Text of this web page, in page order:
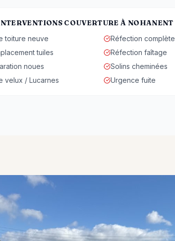
COUVERTURE À NOHANENT
toiture neuve
Réfection complète
tuiles
Réfection faîtage
noues
Solins cheminées
velux / Lucarnes
Urgence fuite